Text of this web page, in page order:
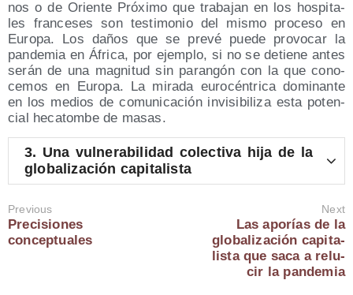
nos o de Orien­te Pró­xi­mo que tra­ba­jan en los hos­pi­ta­
les fran­ce­ses son tes­ti­mo­nio del mis­mo pro­ce­so en
Euro­pa. Los daños que se pre­vé pue­de pro­vo­car la
pan­de­mia en Áfri­ca, por ejem­plo, si no se detie­ne antes
serán de una mag­ni­tud sin paran­gón con la que cono­
ce­mos en Euro­pa. La mira­da euro­cén­tri­ca domi­nan­te
en los medios de comu­ni­ca­ción invi­si­bi­li­za esta poten­
cial heca­tom­be de masas.
3. Una vul­ne­ra­bi­li­dad colec­ti­va hija de la
glo­ba­li­za­ción capitalista
Pre­vious
Pre­ci­sio­nes
conceptuales
Next
Las apo­rías de la
glo­ba­li­za­ción capi­ta­
lis­ta que saca a relu­
cir la pandemia